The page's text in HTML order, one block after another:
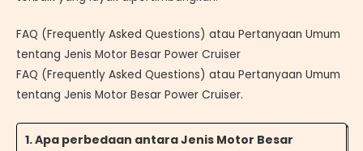
FAQ (Frequently Asked Questions) atau Pertanyaan Umum
tentang Jenis Motor Besar Power Cruiser
FAQ (Frequently Asked Questions) atau Pertanyaan Umum
tentang Jenis Motor Besar Power Cruiser.
1. Apa perbedaan antara Jenis Motor Besar